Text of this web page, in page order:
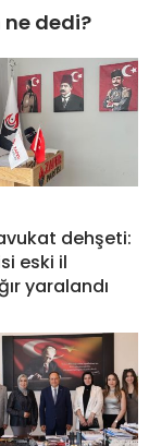
dedi?
dehşeti:
eski il
yaralandı